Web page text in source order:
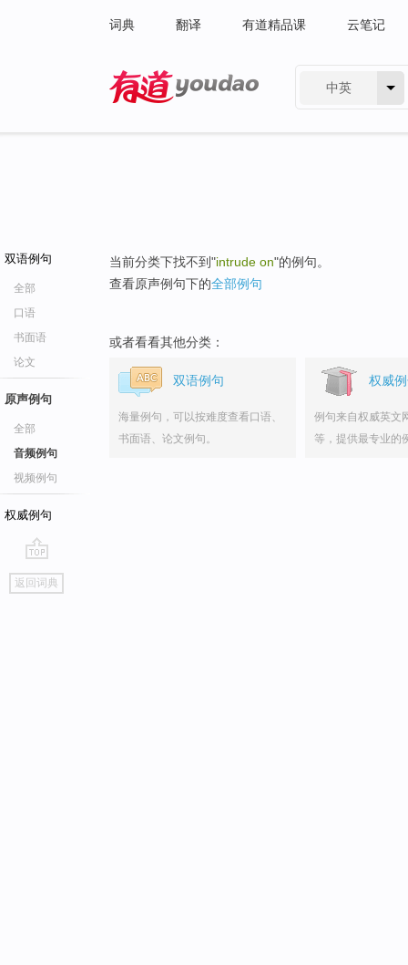
词典 翻译 有道精品课 云笔记
中英
双语例句
全部
口语
书面语
论文
原声例句
全部
音频例句
视频例句
权威例句
go
top
返回词典
当前分类下找不到"intrude on"的例句。
查看原声例句下的全部例句
或者看看其他分类：
双语例句
海量例句，可以按难度查看口语、
书面语、论文例句。
权威
例句来自权威英文
等，提供最专业的